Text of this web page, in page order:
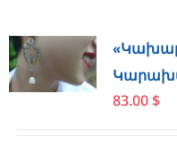
83.00 $